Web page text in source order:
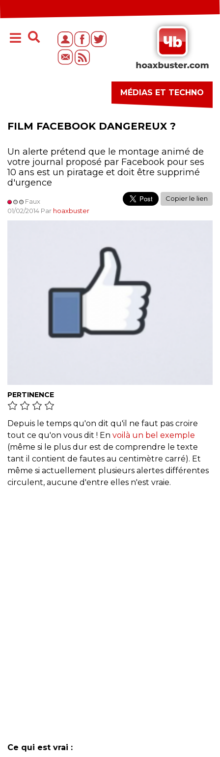
MÉDIAS ET TECHNO
FILM FACEBOOK DANGEREUX ?
Un alerte prétend que le montage animé de
votre journal proposé par Facebook pour ses
10 ans est un piratage et doit être supprimé
d'urgence
Faux
01/02/2014 Par hoaxbuster
Copier le lien
PERTINENCE
Depuis le temps qu'on dit qu'il ne faut pas croire
tout ce qu'on vous dit ! En voilà un bel exemple
(même si le plus dur est de comprendre le texte
tant il contient de fautes au centimètre carré). Et
même si actuellement plusieurs alertes différentes
circulent, aucune d'entre elles n'est vraie.
Ce qui est vrai :